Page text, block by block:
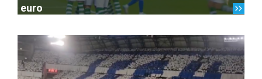
euro